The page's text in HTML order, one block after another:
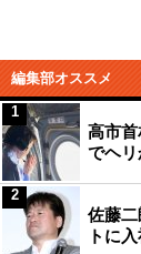
編集部オススメ
高市
でヘ
1
佐藤
トに
2